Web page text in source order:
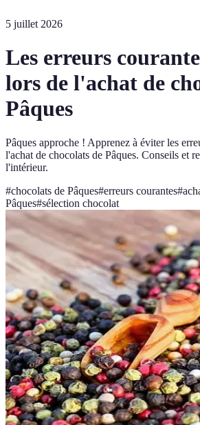
5 juillet 2026
Les erreurs
lors de l'achat de
Pâques
Pâques approche ! Apprenez à éviter les
l'achat de chocolats de Pâques. Conseils et
l'intérieur.
#chocolats de Pâques#erreurs courantes#
Pâques#sélection chocolat